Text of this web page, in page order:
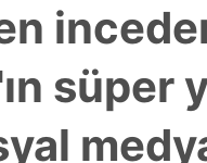
süper